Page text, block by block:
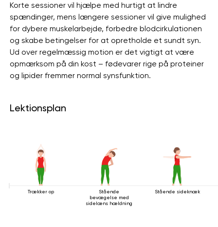
Korte sessioner vil hjælpe med hurtigt at lindre
spændinger, mens længere sessioner vil give mulighed
for dybere muskelarbejde, forbedre blodcirkulationen
og skabe betingelser for at opretholde et sundt syn.
Ud over regelmæssig motion er det vigtigt at være
opmærksom på din kost – fødevarer rige på proteiner
og lipider fremmer normal synsfunktion.
Lektionsplan
Trækker op
Stående
bevægelse med
sidelæns hældning
Stående sideknæk